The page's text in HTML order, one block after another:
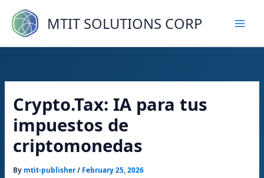
content
MTIT SOLUTIONS CORP
Crypto.Tax: IA para tus
impuestos de
criptomonedas
By mtit-publisher/ February 25, 2026